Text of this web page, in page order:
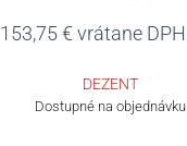
153,75€ vrátane DPH
DEZENT
Dostupné na objednávku